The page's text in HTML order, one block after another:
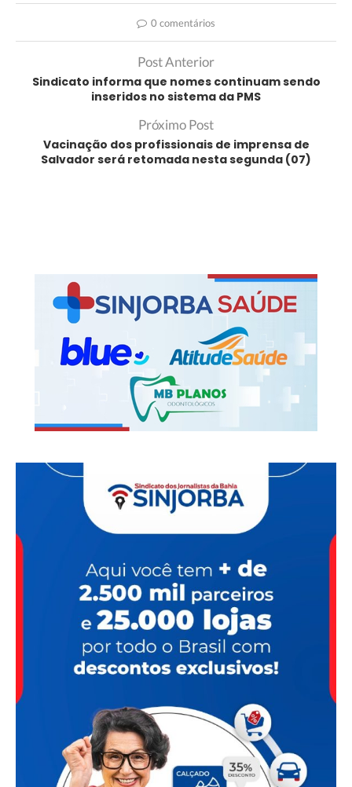
0 comentários
Post Anterior
Sindicato informa que nomes continuam sendo
inseridos no sistema da PMS
Próximo Post
Vacinação dos profissionais de imprensa de
Salvador será retomada nesta segunda (07)